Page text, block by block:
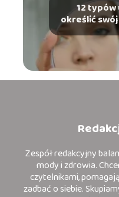
12
określić
Zespół redakcyjny
mody i zdrowia.
czytelnikami,
zadbać o siebie.